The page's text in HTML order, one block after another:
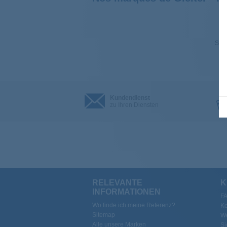
RELEVANTE
INFORMATIONEN
Wo finde ich meine Referenz?
Sitemap
Alle unsere Marken